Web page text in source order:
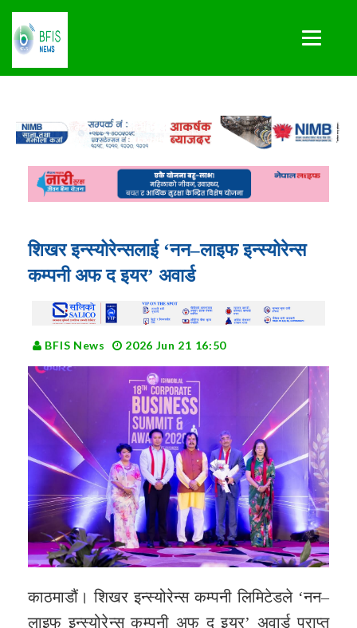
शिखर इन्स्योरेन्सलाई ‘नन–लाइफ इन्स्योरेन्स
कम्पनी अफ द इयर’ अवार्ड
BFIS News 2026 Jun 21 16:50
काठमाडौं। शिखर इन्स्योरेन्स कम्पनी लिमिटेडले ‘नन–
लाइफ इन्स्योरेन्स कम्पनी अफ द इयर’ अवार्ड प्राप्त